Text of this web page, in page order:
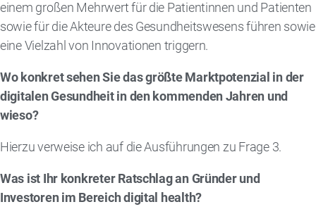
einem großen Mehrwert für die Patientinnen und Patienten
sowie für die Akteure des Gesundheitswesens führen sowie
eine Vielzahl von Innovationen triggern.
Wo konkret sehen Sie das größte Marktpotenzial in der
digitalen Gesundheit in den kommenden Jahren und
wieso?
Hierzu verweise ich auf die Ausführungen zu Frage 3.
Was ist Ihr konkreter Ratschlag an Gründer und
Investoren im Bereich digital health?